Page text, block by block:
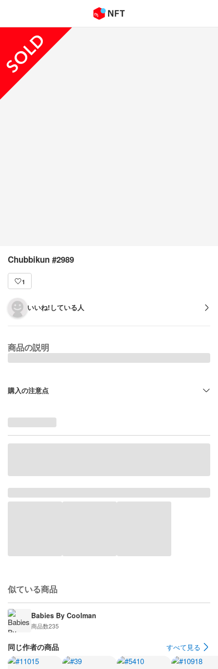
Chubbikun #2989
1
いいね!している人
商品の説明
購入の注意点
似ている商品
Babies By Coolman
商品数235
同じ作者の商品 すべて見る